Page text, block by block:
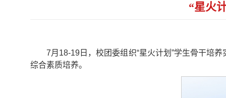
“星火
7月18-19日，校团委组织“星火计划”学生骨干培
综合素质培养。